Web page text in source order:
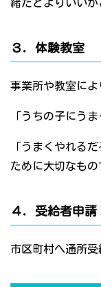
緒だとよりいいか
３．体験教室
事業所や教室によ
「うちの子にう
「うまくやれる
ために大切なもの
４．受給者申
市区町村へ通所受